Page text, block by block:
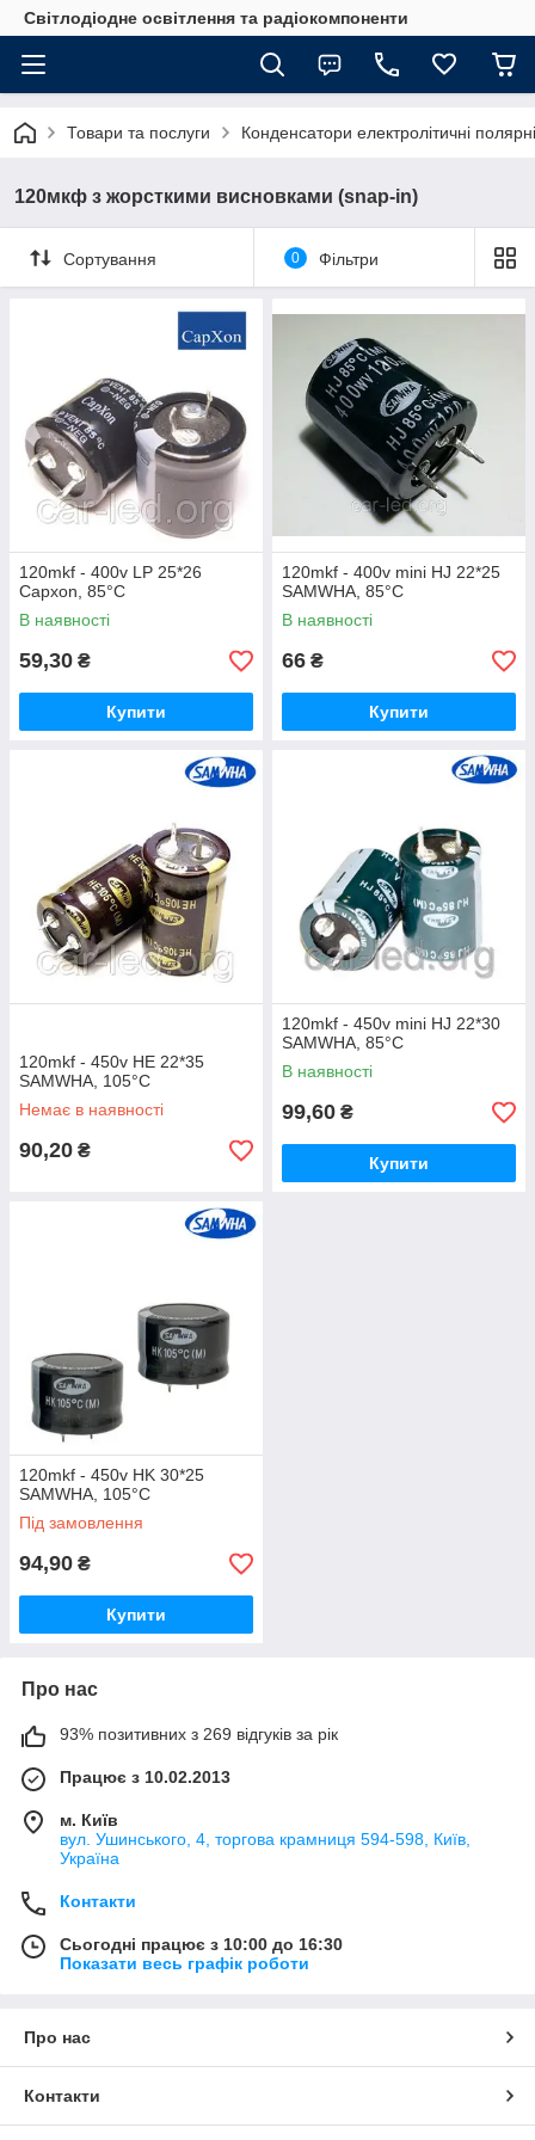
Світлодіодне освітлення та радіокомпоненти
Товари та послуги Конденсатори електролітичні
120мкф з жорсткими висновками (snap-in)
Сортування 0 Фільтри
120mkf - 400v LP 25*26
Capxon, 85°C
В наявності
59,30 ₴
Купити
120mkf - 400v mini HJ 22*25
SAMWHA, 85°C
В наявності
66 ₴
Купити
120mkf - 450v HE 22*35
SAMWHA, 105°C
Немає в наявності
90,20 ₴
120mkf - 450v mini HJ 22*30
SAMWHA, 85°C
В наявності
99,60 ₴
Купити
120mkf - 450v HK 30*25
SAMWHA, 105°C
Під замовлення
94,90 ₴
Купити
Про нас
93% позитивних з 269 відгуків за рік
Працює з 10.02.2013
м. Київ
вул. Ушинського, 4, торгова крамниця 594-598, Київ,
Україна
Контакти
Сьогодні працює з 10:00 до 16:30
Показати весь графік роботи
Про нас
Контакти